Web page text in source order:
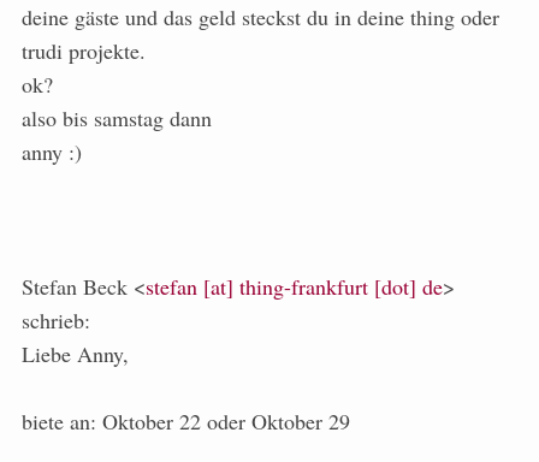
deine gäste und das geld steckst du in deine thing oder
trudi projekte.
ok?
also bis samstag dann
anny :)
Stefan Beck <stefan [at] thing-frankfurt [dot] de>
schrieb:
Liebe Anny,
biete an: Oktober 22 oder Oktober 29